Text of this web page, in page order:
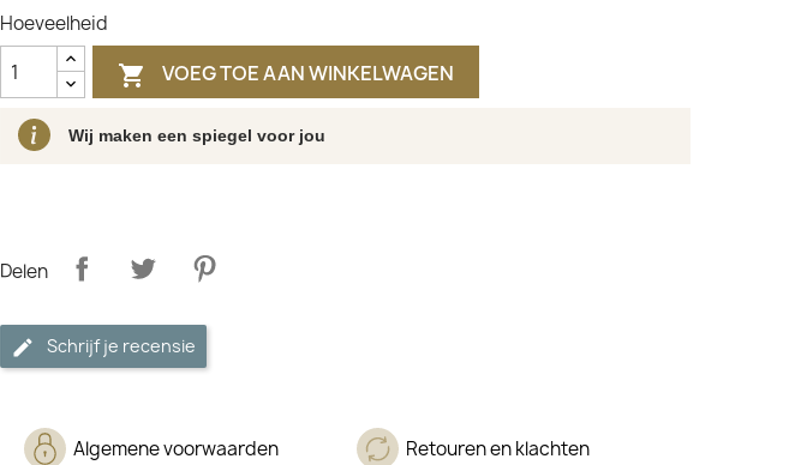
Hoeveelheid
 VOEG TOE AAN WINKELWAGEN
Wij maken een spiegel voor jou
Delen
Schrijf je recensie
Algemene voorwaarden Retouren en klachten